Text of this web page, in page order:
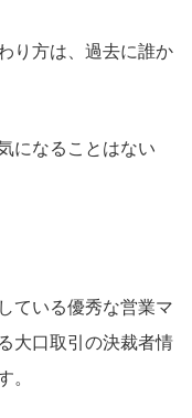
り方は、過去に誰か
になることはない
ている優秀な営業マ
大口取引の決裁者情
。